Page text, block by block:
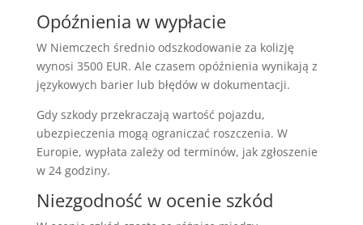
Opóźnienia w wypłacie
W Niemczech średnio odszkodowanie za kolizję
wynosi 3500 EUR. Ale czasem opóźnienia wynikają z
językowych barier lub błędów w dokumentacji.
Gdy szkody przekraczają wartość pojazdu,
ubezpieczenia mogą ograniczać roszczenia. W
Europie, wypłata zależy od terminów, jak zgłoszenie
w 24 godziny.
Niezgodność w ocenie szkód